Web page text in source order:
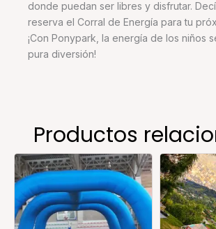
donde puedan ser libres y disfrutar.
reserva el Corral de Energía para tu
¡Con Ponypark, la energía de los niños
pura diversión!
Productos